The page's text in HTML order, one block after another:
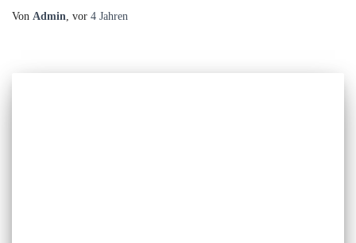
Von Admin, vor 4 Jahren